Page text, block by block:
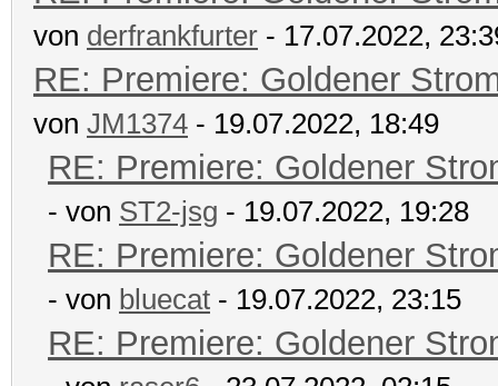
von derfrankfurter - 17.07.2022,
RE: Premiere: Goldener
von JM1374 - 19.07.2022, 18:49
RE: Premiere: Goldener
- von ST2-jsg - 19.07.2022, 19:28
RE: Premiere: Goldener
- von bluecat - 19.07.2022, 23:15
RE: Premiere: Goldener